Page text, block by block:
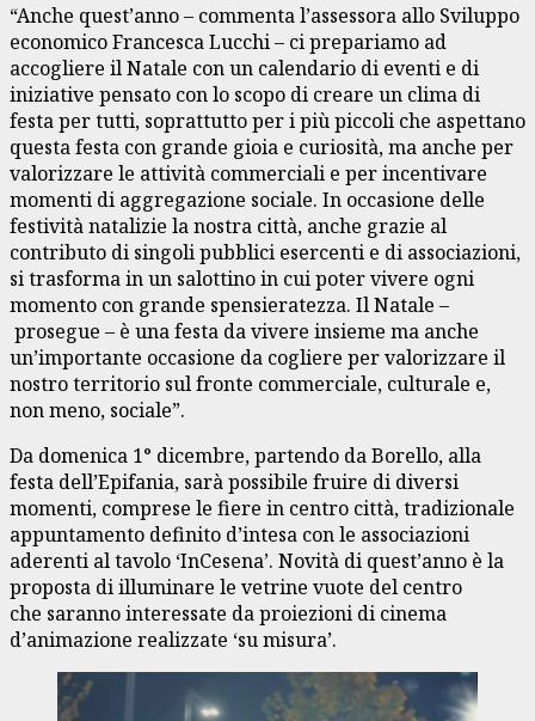
“Anche quest’anno – commenta l’assessora allo Sviluppo
economico Francesca Lucchi – ci prepariamo ad
accogliere il Natale con un calendario di eventi e di
iniziative pensato con lo scopo di creare un clima di
festa per tutti, soprattutto per i più piccoli che aspettano
questa festa con grande gioia e curiosità, ma anche per
valorizzare le attività commerciali e per incentivare
momenti di aggregazione sociale. In occasione delle
festività natalizie la nostra città, anche grazie al
contributo di singoli pubblici esercenti e di associazioni,
si trasforma in un salottino in cui poter vivere ogni
momento con grande spensieratezza. Il Natale –
prosegue – è una festa da vivere insieme ma anche
un’importante occasione da cogliere per valorizzare il
nostro territorio sul fronte commerciale, culturale e,
non meno, sociale”.
Da domenica 1° dicembre, partendo da Borello, alla
festa dell’Epifania, sarà possibile fruire di diversi
momenti, comprese le fiere in centro città, tradizionale
appuntamento definito d’intesa con le associazioni
aderenti al tavolo ‘InCesena’. Novità di quest’anno è la
proposta di illuminare le vetrine vuote del centro
che saranno interessate da proiezioni di cinema
d’animazione realizzate ‘su misura’.